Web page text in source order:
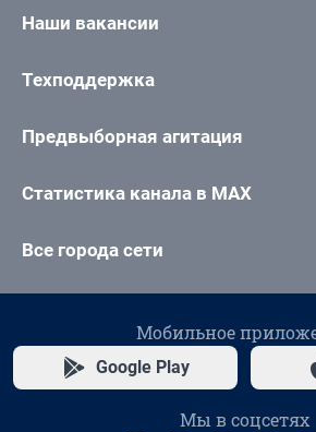
Наши вакансии
Техподдержка
Предвыборная агитация
Статистика канала в MAX
Все города сети
Мобильное
Google Play
Мы в соцсетях